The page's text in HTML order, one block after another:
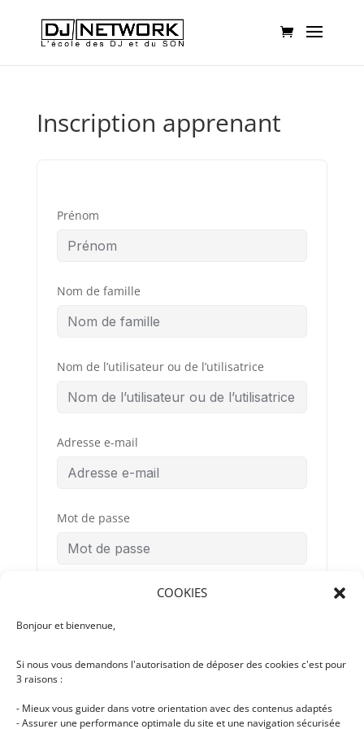
COOKIES
Bonjour et bienvenue,
Si nous vous demandons l'autorisation de déposer des cookies c'est pour
3 raisons :
- Mieux vous guider dans votre orientation avec des contenus adaptés
- Assurer une performance optimale du site et une navigation sécurisée
Inscription apprenant
Prénom
Nom de famille
Nom de l’utilisateur ou de l’utilisatrice
Adresse e-mail
Mot de passe
Confirmation du mot de passe
Conditions
d’Utilisation